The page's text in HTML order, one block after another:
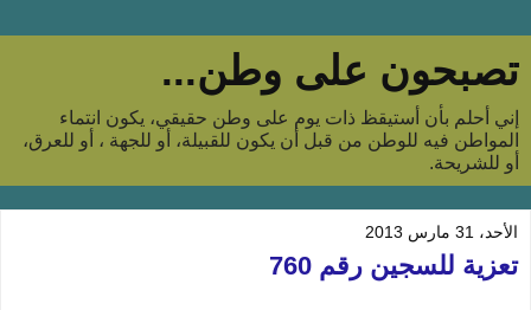
تصبحون على وطن...
إني أحلم بأن أستيقظ ذات يوم على وطن حقيقي، يكون انتماء
المواطن فيه للوطن من قبل أن يكون للقبيلة، أو للجهة ، أو للعرق،
أو للشريحة.
الأحد، 31 مارس 2013
تعزية للسجين رقم 760